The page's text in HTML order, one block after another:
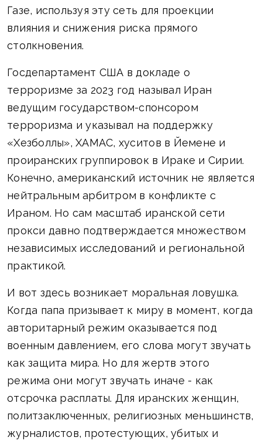
Газе, используя эту сеть для проекции
влияния и снижения риска прямого
столкновения.
Госдепартамент США в докладе о
терроризме за 2023 год называл Иран
ведущим государством-спонсором
терроризма и указывал на поддержку
«Хезболлы», ХАМАС, хуситов в Йемене и
проиранских группировок в Ираке и Сирии.
Конечно, американский источник не является
нейтральным арбитром в конфликте с
Ираном. Но сам масштаб иранской сети
прокси давно подтверждается множеством
независимых исследований и региональной
практикой.
И вот здесь возникает моральная ловушка.
Когда папа призывает к миру в момент, когда
авторитарный режим оказывается под
военным давлением, его слова могут звучать
как защита мира. Но для жертв этого
режима они могут звучать иначе - как
отсрочка расплаты. Для иранских женщин,
политзаключенных, религиозных меньшинств,
журналистов, протестующих, убитых и